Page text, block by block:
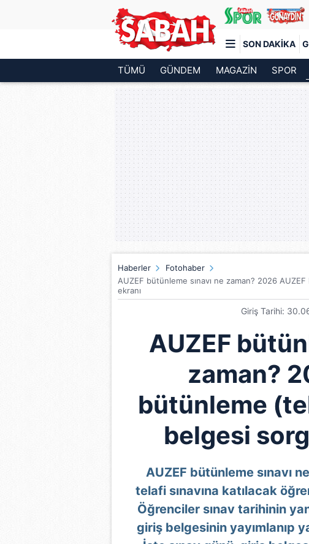
SON DAKIKA
Türkiye'nin en iyi haber sitesi
TÜMÜ GÜNDEM MAGAZİN SPOR
Haberler
Fotohaber
AUZEF bütünleme sınavı ne zaman? 2026
ekranı
Giriş Tarihi:
AUZEF
zaman?
bütünleme
belgesi
AUZEF bütünleme sınavı
telafi sınavına katılacak
Öğrenciler sınav tarihinin
giriş belgesinin yayımlanıp